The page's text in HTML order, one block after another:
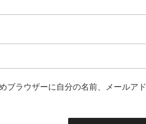
ブラウザーに自分の名前、メールアド